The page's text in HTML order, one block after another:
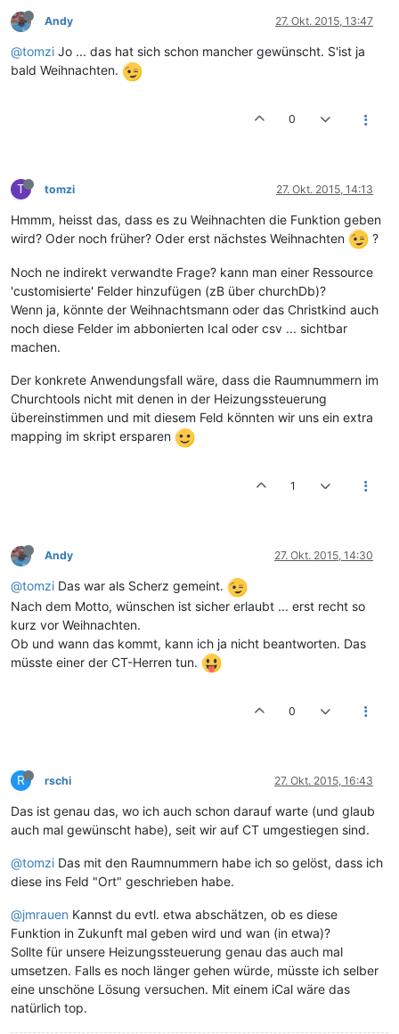
Andy 27. Okt. 2015, 13:47
@tomzi Jo ... das hat sich schon mancher gewünscht. S'ist ja
bald Weihnachten.
0
T tomzi 27. Okt. 2015, 14:13
Hmmm, heisst das, dass es zu Weihnachten die Funktion geben
wird? Oder noch früher? Oder erst nächstes Weihnachten
?
Noch ne indirekt verwandte Frage? kann man einer Ressource
'customisierte' Felder hinzufügen (zB über churchDb)?
Wenn ja, könnte der Weihnachtsmann oder das Christkind auch
noch diese Felder im abbonierten Ical oder csv ... sichtbar
machen.
Der konkrete Anwendungsfall wäre, dass die Raumnummern im
Churchtools nicht mit denen in der Heizungssteuerung
übereinstimmen und mit diesem Feld könnten wir uns ein extra
mapping im skript ersparen
1
Andy 27. Okt. 2015, 14:30
@tomzi Das war als Scherz gemeint.
Nach dem Motto, wünschen ist sicher erlaubt ... erst recht so
kurz vor Weihnachten.
Ob und wann das kommt, kann ich ja nicht beantworten. Das
müsste einer der CT-Herren tun.
0
R rschi 27. Okt. 2015, 16:43
Das ist genau das, wo ich auch schon darauf warte (und glaub
auch mal gewünscht habe), seit wir auf CT umgestiegen sind.
@tomzi Das mit den Raumnummern habe ich so gelöst, dass ich
diese ins Feld "Ort" geschrieben habe.
@jmrauen Kannst du evtl. etwa abschätzen, ob es diese
Funktion in Zukunft mal geben wird und wan (in etwa)?
Sollte für unsere Heizungssteuerung genau das auch mal
umsetzen. Falls es noch länger gehen würde, müsste ich selber
eine unschöne Lösung versuchen. Mit einem iCal wäre das
natürlich top.